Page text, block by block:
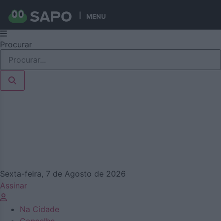
MENU
Pular
para
conteúdo
Procurar
Sexta-feira, 7 de Agosto de 2026
Assinar
Na Cidade